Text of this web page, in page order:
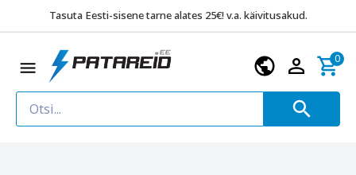
Tasuta Eesti-sisene tarne alates 25€! v.a. käivitusakud.
0